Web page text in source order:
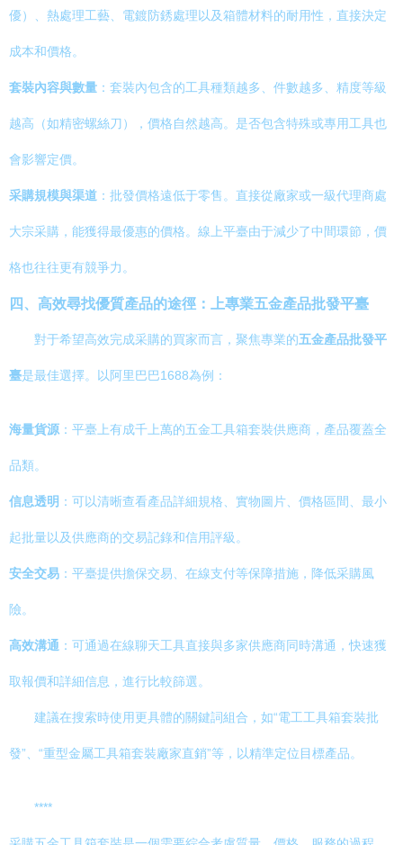
優）、熱處理工藝、電鍍防銹處理以及箱體材料的耐用性，直接決定
成本和價格。
套裝內容與數量 ：套裝內包含的工具種類越多、件數越多、精度等級
越高（如精密螺絲刀），價格自然越高。是否包含特殊或專用工具也
會影響定價。
采購規模與渠道 ：批發價格遠低于零售。直接從廠家或一級代理商處
大宗采購，能獲得最優惠的價格。線上平臺由于減少了中間環節，價
格也往往更有競爭力。
四、高效尋找優質產品的途徑：上專業五金產品批發平臺
對于希望高效完成采購的買家而言，聚焦專業的五金產品批發平
臺是最佳選擇。以阿里巴巴1688為例：
海量貨源 ：平臺上有成千上萬的五金工具箱套裝供應商，產品覆蓋全
品類。
信息透明 ：可以清晰查看產品詳細規格、實物圖片、價格區間、最小
起批量以及供應商的交易記錄和信用評級。
安全交易 ：平臺提供擔保交易、在線支付等保障措施，降低采購風
險。
高效溝通 ：可通過在線聊天工具直接與多家供應商同時溝通，快速獲
取報價和詳細信息，進行比較篩選。
建議在搜索時使用更具體的關鍵詞組合，如“電工工具箱套裝批
發”、“重型金屬工具箱套裝廠家直銷”等，以精準定位目標產品。
****